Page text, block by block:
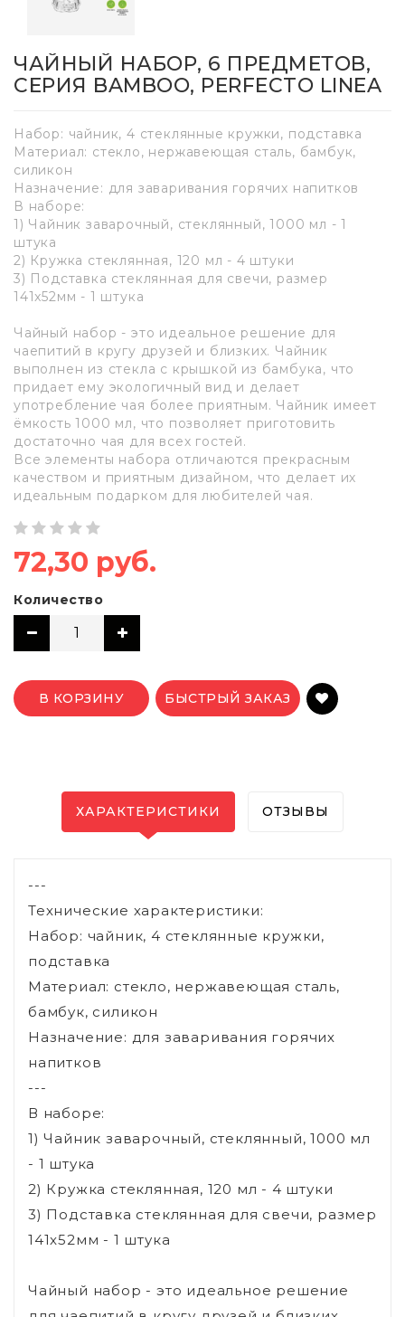
ЧАЙНЫЙ НАБОР, 6 ПРЕДМЕТОВ,
СЕРИЯ BAMBOO, PERFECTO LINEA
Набор: чайник, 4 стеклянные кружки, подставка
Материал: стекло, нержавеющая сталь, бамбук,
силикон
Назначение: для заваривания горячих напитков
В наборе:
1) Чайник заварочный, стеклянный, 1000 мл - 1
штука
2) Кружка стеклянная, 120 мл - 4 штуки
3) Подставка стеклянная для свечи, размер
141x52мм - 1 штука
Чайный набор - это идеальное решение для
чаепитий в кругу друзей и близких. Чайник
выполнен из стекла с крышкой из бамбука, что
придает ему экологичный вид и делает
употребление чая более приятным. Чайник имеет
ёмкость 1000 мл, что позволяет приготовить
достаточно чая для всех гостей.
Все элементы набора отличаются прекрасным
качеством и приятным дизайном, что делает их
идеальным подарком для любителей чая.
72,30 руб.
Количество
В КОРЗИНУ БЫСТРЫЙ ЗАКАЗ
ХАРАКТЕРИСТИКИ ОТЗЫВЫ
---
Технические характеристики:
Набор: чайник, 4 стеклянные кружки,
подставка
Материал: стекло, нержавеющая сталь,
бамбук, силикон
Назначение: для заваривания горячих
напитков
---
В наборе:
1) Чайник заварочный, стеклянный, 1000 мл
- 1 штука
2) Кружка стеклянная, 120 мл - 4 штуки
3) Подставка стеклянная для свечи, размер
141x52мм - 1 штука
Чайный набор - это идеальное решение